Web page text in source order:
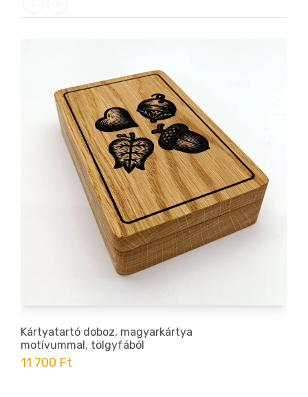
Kártyatartó doboz, magyarkártya
motívummal, tölgyfából
11 700 Ft